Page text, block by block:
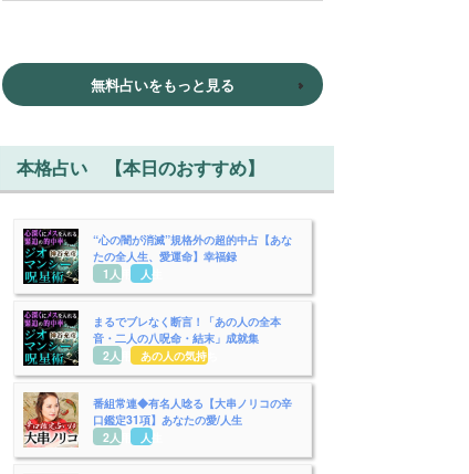
無料占いをもっと見る
本格占い 【本日のおすすめ】
“心の闇が消滅”規格外の超的中占【あな
たの全人生、愛運命】幸福録
1人用
人生
まるでブレなく断言！「あの人の全本
音・二人の八呪命・結末」成就集
2人用 あの人の気持ち
番組常連◆有名人唸る【大串ノリコの辛
口鑑定31項】あなたの愛/人生
2人用
人生